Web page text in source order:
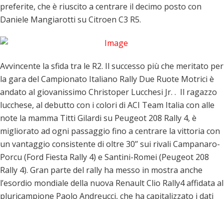
preferite, che è riuscito a centrare il decimo posto con
Daniele Mangiarotti su Citroen C3 R5.
Avvincente la sfida tra le R2. Il successo più che meritato per
la gara del Campionato Italiano Rally Due Ruote Motrici è
andato al giovanissimo Christoper Lucchesi Jr. . Il ragazzo
lucchese, al debutto con i colori di ACI Team Italia con alle
note la mamma Titti Gilardi su Peugeot 208 Rally 4, è
migliorato ad ogni passaggio fino a centrare la vittoria con
un vantaggio consistente di oltre 30’’ sui rivali Campanaro-
Porcu (Ford Fiesta Rally 4) e Santini-Romei (Peugeot 208
Rally 4). Gran parte del rally ha messo in mostra anche
l’esordio mondiale della nuova Renault Clio Rally4 affidata al
pluricampione Paolo Andreucci, che ha capitalizzato i dati